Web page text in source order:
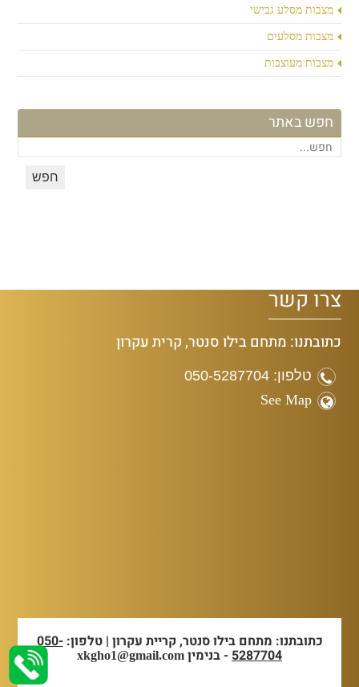
מצבות מסלע גבישי
מצבות מסלעים
מצבות מעוצבות
חפש באתר
צרו קשר
כתובתנו: מתחם בילו סנטר, קרית עקרון
טלפון: 050-5287704
See Map
כתובתנו: מתחם בילו סנטר, קריית עקרון | טלפון:050-
5287704- בנימין xkgho1@gmail.com